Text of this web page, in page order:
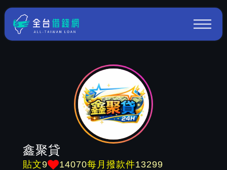
鑫聚貸
貼文9 14070每月撥款件13299